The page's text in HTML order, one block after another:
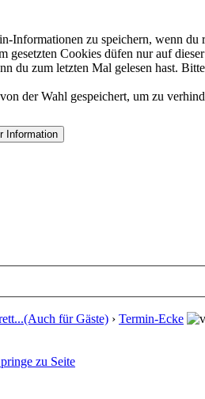
Informationen zu speichern, wenn
gesetzten Cookies düfen nur auf
du zum letzten Mal gelesen hast.
der Wahl gespeichert, um zu
für Gäste) › Termin-Ecke